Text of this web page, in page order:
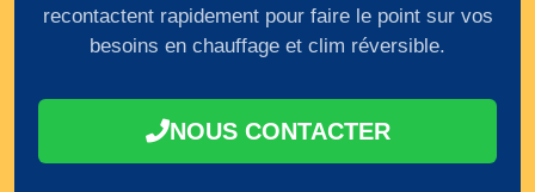
recontactent rapidement pour faire le point sur vos
besoins en chauffage et clim réversible.
NOUS CONTACTER